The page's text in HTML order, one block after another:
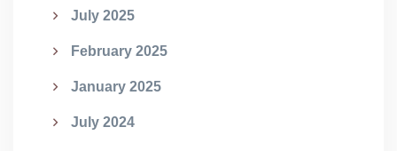
July 2025
February 2025
January 2025
July 2024